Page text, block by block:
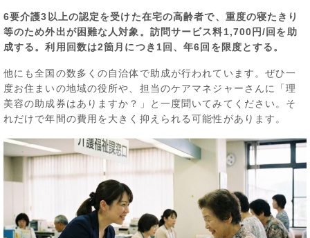
6要介護3以上の認定を受けた在宅の高齢者で、重度の寝たきり
等のため外出が困難な人対象。訪問サービス料1,700円/回を助
成する。利用回数は2箇月につき1回、年6回を限度とする。
他にも全国の数多くの自治体で助成が行われています。ぜひ一
度お住まいの地域の役所や、担当のケアマネジャーさんに「理
美容の助成券はありますか？」と一度聞いてみてください。そ
れだけで年間の費用を大きく抑えられる可能性があります。